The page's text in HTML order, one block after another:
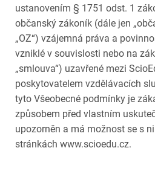
ustanovením § 1751 odst. 1
občanský zákoník (dále jen
„OZ“) vzájemná práva a
vzniklé v souvislosti nebo na
„smlouva“) uzavřené mezi
poskytovatelem vzdělávacích
tyto Všeobecné podmínky je
způsobem před vlastním
upozorněn a má možnost se s
stránkách www.scioedu.cz.